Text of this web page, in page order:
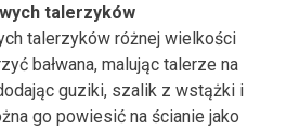
talerzyków
talerzyków różnej wielkości
bałwana, malując talerze na
guziki, szalik z wstążki i
go powiesić na ścianie jako